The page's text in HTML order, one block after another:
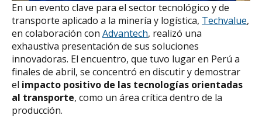
En un evento clave para el sector tecnológico y de
transporte aplicado a la minería y logística, Techvalue,
en colaboración con Advantech, realizó una
exhaustiva presentación de sus soluciones
innovadoras. El encuentro, que tuvo lugar en Perú a
finales de abril, se concentró en discutir y demostrar
el impacto positivo de las tecnologías orientadas
al transporte, como un área crítica dentro de la
producción.